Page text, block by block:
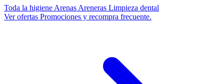
Toda la higiene Arenas Areneras Limpieza dental
Ver ofertas Promociones y recompra frecuente.